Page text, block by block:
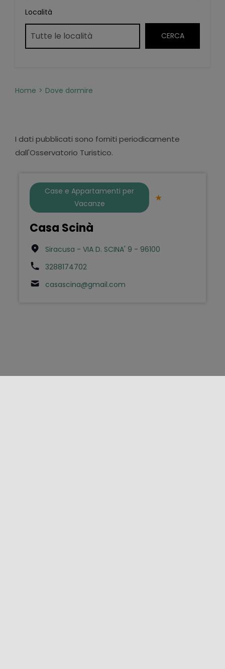
Località
Home Dove dormire
I dati pubblicati sono forniti periodicamente
dall'Osservatorio Turistico.
Case e Appartamenti per
Vacanze
Casa Scinà
Siracusa - VIA D. SCINA' 9 - 96100
3288174702
casascina@gmail.com